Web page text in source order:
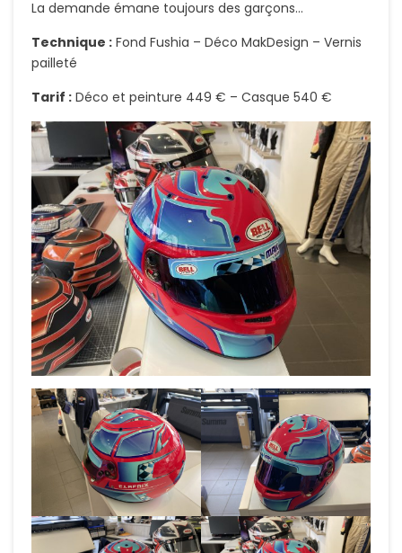
La demande émane toujours des garçons…
Technique : Fond Fushia – Déco MakDesign – Vernis
pailleté
Tarif : Déco et peinture 449 € – Casque 540 €